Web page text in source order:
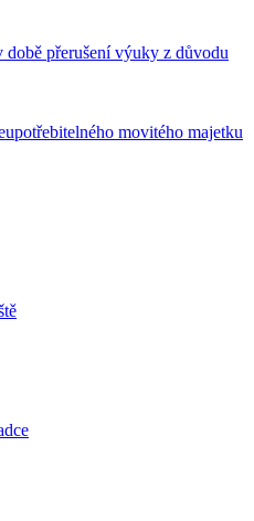
přerušení výuky z důvodu
movitého majetku